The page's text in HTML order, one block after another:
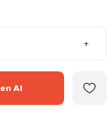
+
Al